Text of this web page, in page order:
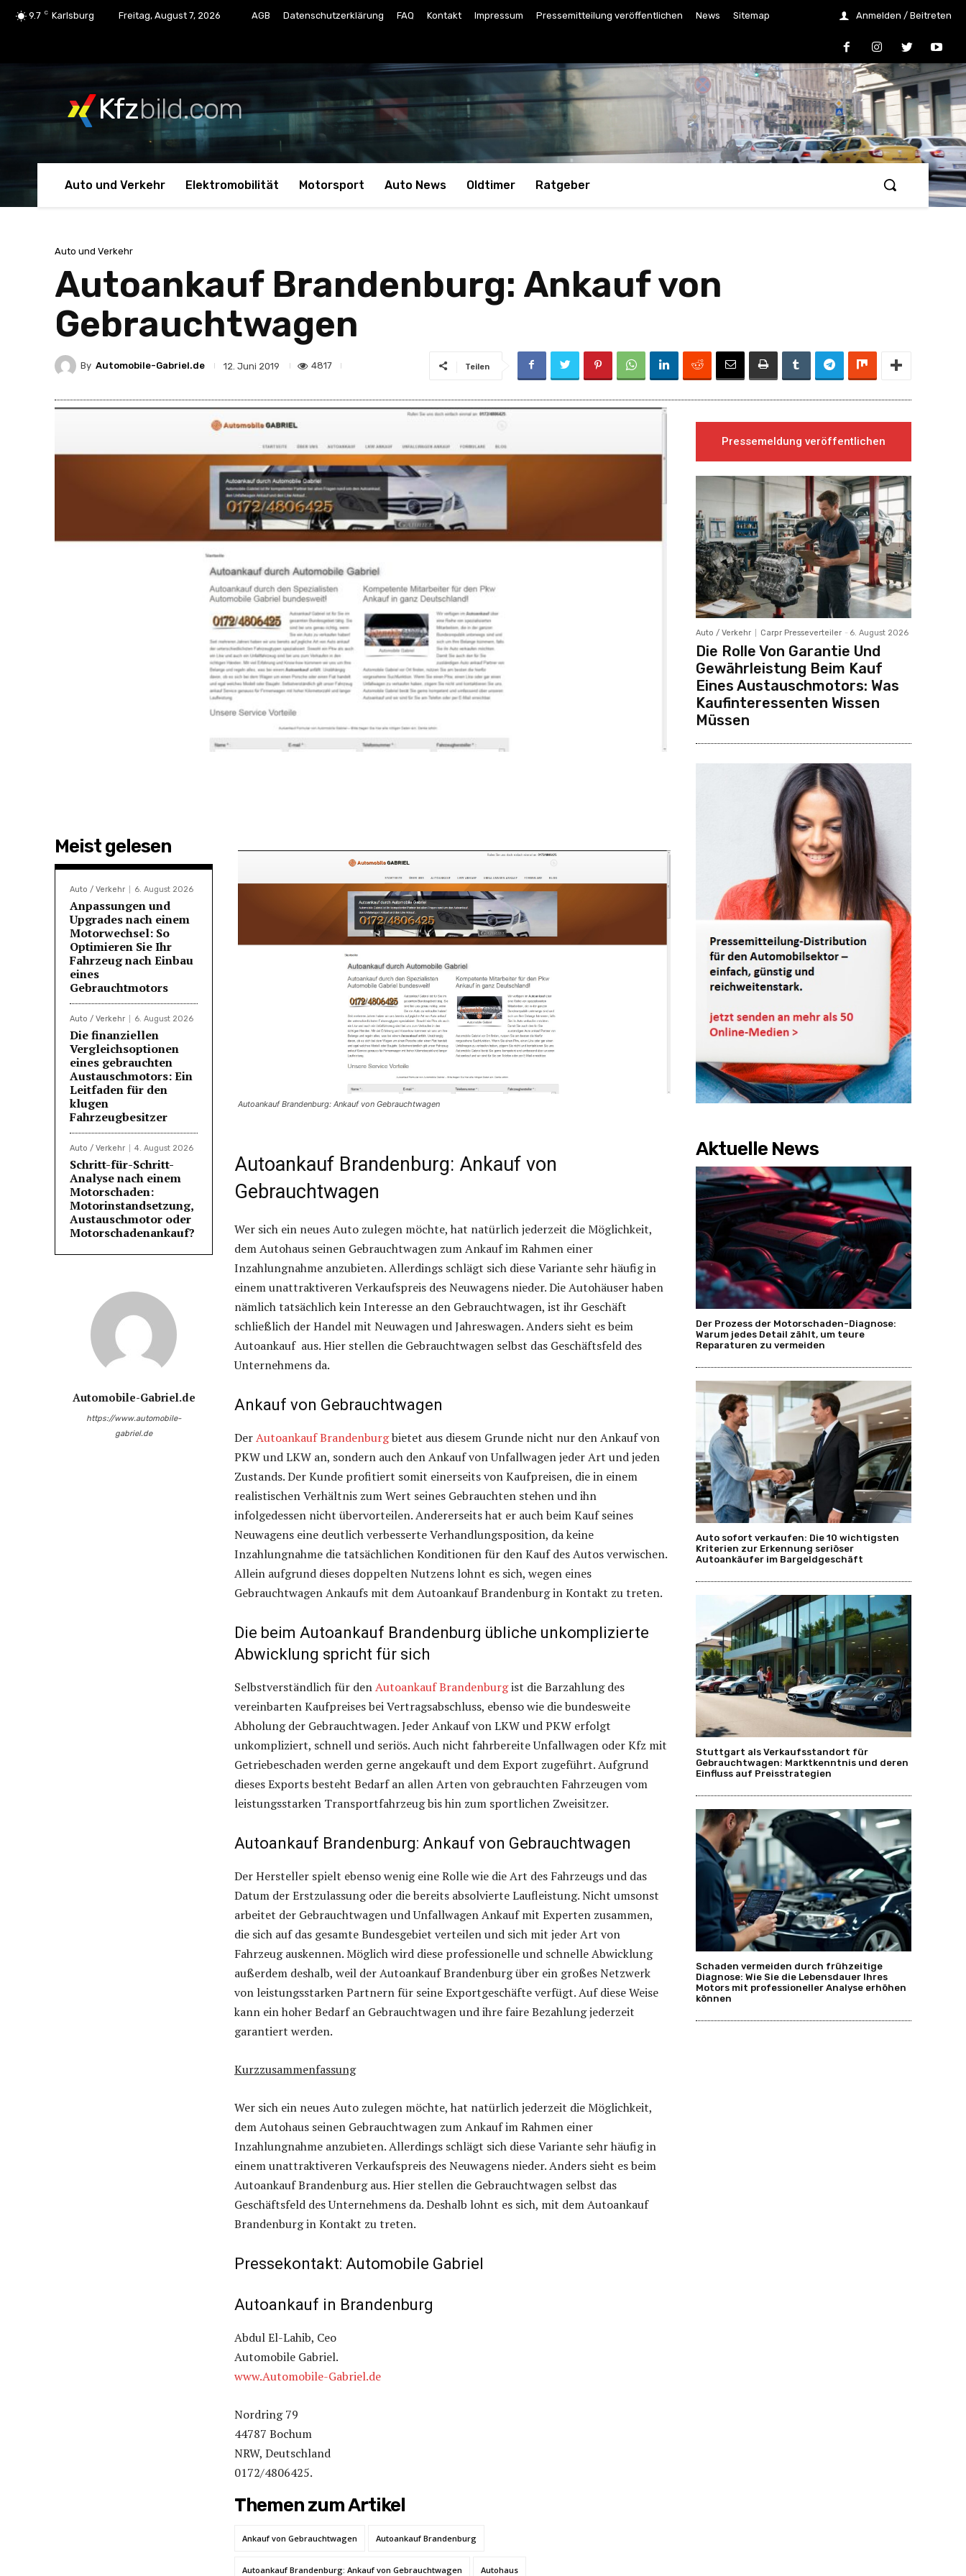
9.7 C Karlsburg Freitag, August 7, 2026 AGB Datenschutzerklärung FAQ Kontakt Impressum Pressemitteilung veröffentlichen News Sitemap Anmelden / Beitreten
Kfzbild.com
Auto und Verkehr Elektromobilität Motorsport Auto News Oldtimer Ratgeber
Auto und Verkehr
Autoankauf Brandenburg: Ankauf von
Gebrauchtwagen
By Automobile-Gabriel.de 12. Juni 2019 4817 Teilen
Meist gelesen
Auto / Verkehr 6. August 2026
Anpassungen und
Upgrades nach einem
Motorwechsel: So
Optimieren Sie Ihr
Fahrzeug nach Einbau
eines
Gebrauchtmotors
Auto / Verkehr 6. August 2026
Die finanziellen
Vergleichsoptionen
eines gebrauchten
Austauschmotors: Ein
Leitfaden für den
klugen
Fahrzeugbesitzer
Auto / Verkehr 4. August 2026
Schritt-für-Schritt-
Analyse nach einem
Motorschaden:
Motorinstandsetzung,
Austauschmotor oder
Motorschadenankauf?
Automobile-Gabriel.de
https://www.automobile-
gabriel.de
Autoankauf Brandenburg: Ankauf von Gebrauchtwagen
Autoankauf Brandenburg: Ankauf von
Gebrauchtwagen
Wer sich ein neues Auto zulegen möchte, hat natürlich jederzeit die Möglichkeit,
dem Autohaus seinen Gebrauchtwagen zum Ankauf im Rahmen einer
Inzahlungnahme anzubieten. Allerdings schlägt sich diese Variante sehr häufig in
einem unattraktiveren Verkaufspreis des Neuwagens nieder. Die Autohäuser haben
nämlich tatsächlich kein Interesse an den Gebrauchtwagen, ist ihr Geschäft
schließlich der Handel mit Neuwagen und Jahreswagen. Anders sieht es beim
Autoankauf aus. Hier stellen die Gebrauchtwagen selbst das Geschäftsfeld des
Unternehmens da.
Ankauf von Gebrauchtwagen
DerAutoankauf Brandenburgbietet aus diesem Grunde nicht nur den Ankauf von
PKW und LKW an, sondern auch den Ankauf von Unfallwagen jeder Art und jeden
Zustands. Der Kunde profitiert somit einerseits von Kaufpreisen, die in einem
realistischen Verhältnis zum Wert seines Gebrauchten stehen und ihn
infolgedessen nicht übervorteilen. Andererseits hat er auch beim Kauf seines
Neuwagens eine deutlich verbesserte Verhandlungsposition, da keine
Inzahlungnahme die tatsächlichen Konditionen für den Kauf des Autos verwischen.
Allein aufgrund dieses doppelten Nutzens lohnt es sich, wegen eines
Gebrauchtwagen Ankaufs mit dem Autoankauf Brandenburg in Kontakt zu treten.
Die beim Autoankauf Brandenburg übliche unkomplizierte
Abwicklung spricht für sich
Selbstverständlich für denAutoankauf Brandenburgist die Barzahlung des
vereinbarten Kaufpreises bei Vertragsabschluss, ebenso wie die bundesweite
Abholung der Gebrauchtwagen. Jeder Ankauf von LKW und PKW erfolgt
unkompliziert, schnell und seriös. Auch nicht fahrbereite Unfallwagen oder Kfz mit
Getriebeschaden werden gerne angekauft und dem Export zugeführt. Aufgrund
dieses Exports besteht Bedarf an allen Arten von gebrauchten Fahrzeugen vom
leistungsstarken Transportfahrzeug bis hin zum sportlichen Zweisitzer.
Autoankauf Brandenburg: Ankauf von Gebrauchtwagen
Der Hersteller spielt ebenso wenig eine Rolle wie die Art des Fahrzeugs und das
Datum der Erstzulassung oder die bereits absolvierte Laufleistung. Nicht umsonst
arbeitet der Gebrauchtwagen und Unfallwagen Ankauf mit Experten zusammen,
die sich auf das gesamte Bundesgebiet verteilen und sich mit jeder Art von
Fahrzeug auskennen. Möglich wird diese professionelle und schnelle Abwicklung
außerdem deshalb, weil der Autoankauf Brandenburg über ein großes Netzwerk
von leistungsstarken Partnern für seine Exportgeschäfte verfügt. Auf diese Weise
kann ein hoher Bedarf an Gebrauchtwagen und ihre faire Bezahlung jederzeit
garantiert werden.
Kurzzusammenfassung
Wer sich ein neues Auto zulegen möchte, hat natürlich jederzeit die Möglichkeit,
dem Autohaus seinen Gebrauchtwagen zum Ankauf im Rahmen einer
Inzahlungnahme anzubieten. Allerdings schlägt sich diese Variante sehr häufig in
einem unattraktiveren Verkaufspreis des Neuwagens nieder. Anders sieht es beim
Autoankauf Brandenburg aus. Hier stellen die Gebrauchtwagen selbst das
Geschäftsfeld des Unternehmens da. Deshalb lohnt es sich, mit dem Autoankauf
Brandenburg in Kontakt zu treten.
Pressekontakt: Automobile Gabriel
Autoankauf in Brandenburg
Abdul El-Lahib, Ceo
Automobile Gabriel.
www.Automobile-Gabriel.de
Nordring 79
44787 Bochum
NRW, Deutschland
0172/4806425.
Themen zum Artikel
Ankauf von Gebrauchtwagen Autoankauf Brandenburg
Autoankauf Brandenburg: Ankauf von Gebrauchtwagen Autohaus
Pressemeldung veröffentlichen
Auto / Verkehr Carpr Presseverteiler - 6. August 2026
Die Rolle Von Garantie Und
Gewährleistung Beim Kauf
Eines Austauschmotors: Was
Kaufinteressenten Wissen
Müssen
Aktuelle News
Der Prozess der Motorschaden-Diagnose:
Warum jedes Detail zählt, um teure
Reparaturen zu vermeiden
Auto sofort verkaufen: Die 10 wichtigsten
Kriterien zur Erkennung seriöser
Autoankäufer im Bargeldgeschäft
Stuttgart als Verkaufsstandort für
Gebrauchtwagen: Marktkenntnis und deren
Einfluss auf Preisstrategien
Schaden vermeiden durch frühzeitige
Diagnose: Wie Sie die Lebensdauer Ihres
Motors mit professioneller Analyse erhöhen
können